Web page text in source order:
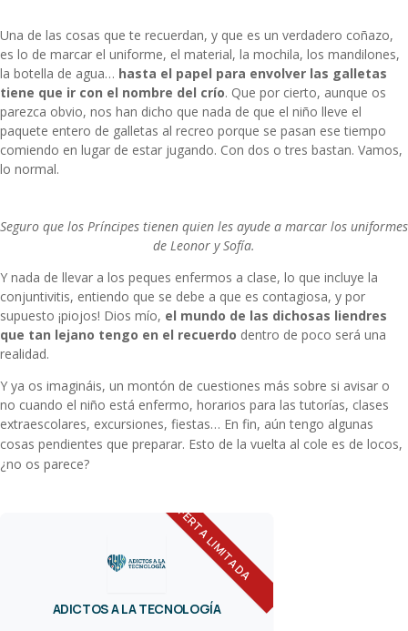
Una de las cosas que te recuerdan, y que es un verdadero coñazo,
es lo de marcar el uniforme, el material, la mochila, los mandilones,
la botella de agua… hasta el papel para envolver las galletas
tiene que ir con el nombre del crío. Que por cierto, aunque os
parezca obvio, nos han dicho que nada de que el niño lleve el
paquete entero de galletas al recreo porque se pasan ese tiempo
comiendo en lugar de estar jugando. Con dos o tres bastan. Vamos,
lo normal.
Seguro que los Príncipes tienen quien les ayude a marcar los uniformes
de Leonor y Sofía.
Y nada de llevar a los peques enfermos a clase, lo que incluye la
conjuntivitis, entiendo que se debe a que es contagiosa, y por
supuesto ¡piojos! Dios mío, el mundo de las dichosas liendres
que tan lejano tengo en el recuerdo dentro de poco será una
realidad.
Y ya os imagináis, un montón de cuestiones más sobre si avisar o
no cuando el niño está enfermo, horarios para las tutorías, clases
extraescolares, excursiones, fiestas… En fin, aún tengo algunas
cosas pendientes que preparar. Esto de la vuelta al cole es de locos,
¿no os parece?
OFERTA LIMITADA
ADICTOS A LA TECNOLOGÍA